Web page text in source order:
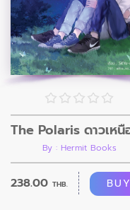
By : Hermit Books
238.00 THB. BUY